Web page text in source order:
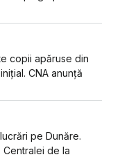
copii apăruse din
CNA anunță
pe Dunăre.
de la